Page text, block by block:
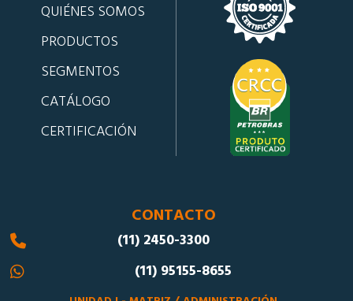
QUIÉNES SOMOS
PRODUCTOS
SEGMENTOS
CATÁLOGO
CERTIFICACIÓN
CONTACTO
(11) 2450-3300
(11) 95155-8655